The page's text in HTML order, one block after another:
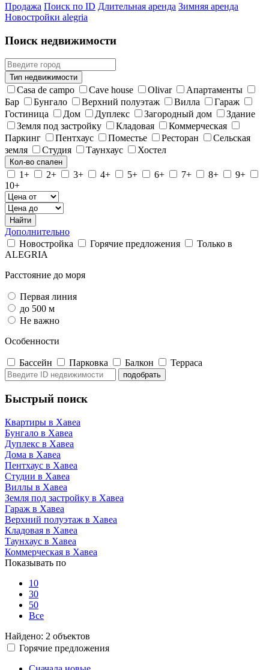
Продажа Поиск по ID Длительная аренда Зимняя аренда
Новостройки alegria
Поиск недвижимости
Тип недвижимости
Casa de campo Cave house Olivar
Апартаменты
Бар
Бунгало Верхний полуэтаж Вилла
Гараж
Гостиница
Дом Дуплекс Загородный дом
Здание
Земля под застройку
Кладовая
Коммерческая
Паркинг
Пентхаус Поместье Ресторан
Сельская
земля
Студия Таунхаус Хостел
Кол-во спален
1+ 2+ 3+ 4+ 5+ 6+ 7+ 8+
9+
10+
Найти
Дополнительно
Новостройка
Горячие предложения
Только в
ALEGRIA
Расстояние до моря
Первая линия
до 500 м
Не важно
Особенности
Бассейн Парковка Балкон Терраса
Быстрый поиск
Квартиры в Хавеа
Бунгало в Хавеа
Дуплекс в Хавеа
Дома в Хавеа
Пентхаус в Хавеа
Студии в Хавеа
Виллы в Хавеа
Земля под застройку в Хавеа
Гараж в Хавеа
Верхний полуэтаж в Хавеа
Кладовая в Хавеа
Таунхаус в Хавеа
Коммерческая в Хавеа
Показывать по
10
30
50
Все
Найдено: 2 объектов
Горячие предложения